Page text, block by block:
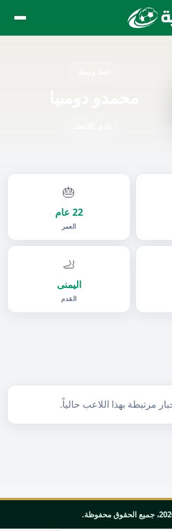
🎂
22 عام
العمر
🦶
اليمنى
القدم
مرتبطة بهذا اللاعب حالياً.